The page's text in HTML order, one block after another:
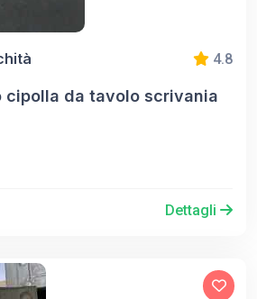
4.8
cipolla da tavolo scrivania
Dettagli